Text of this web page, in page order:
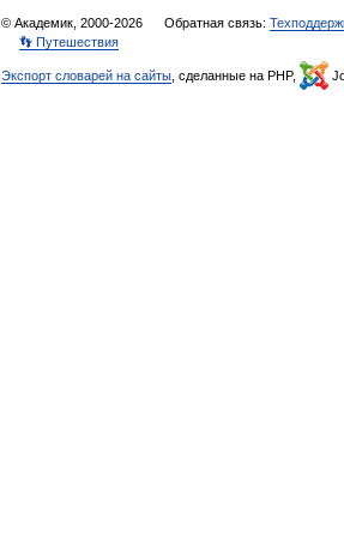
© Академик, 2000-2026 Обратная связь:
👣 Путешествия
Экспорт словарей на сайты , сделанные на PHP,